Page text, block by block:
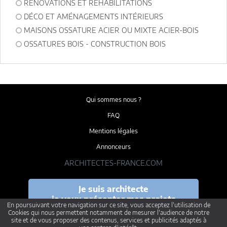
RÉNOVATIONS ET RÉHABILITATIONS
DÉCO ET AMÉNAGEMENTS INTÉRIEURS
MAISONS OSSATURE ACIER OU MIXTE ACIER-BOIS
OSSATURES BOIS - CONSTRUCTION BOIS
Qui sommes nous ?
FAQ
Mentions légales
Annonceurs
ARCHITECTES-FRANCE.COM
Je suis architecte
je veux présenter mes projets
En poursuivant votre navigation sur ce site, vous acceptez l'utilisation de
Cookies qui nous permettent notamment de mesurer l'audience de notre
site et de vous proposer des contenus, services et publicités adaptés à